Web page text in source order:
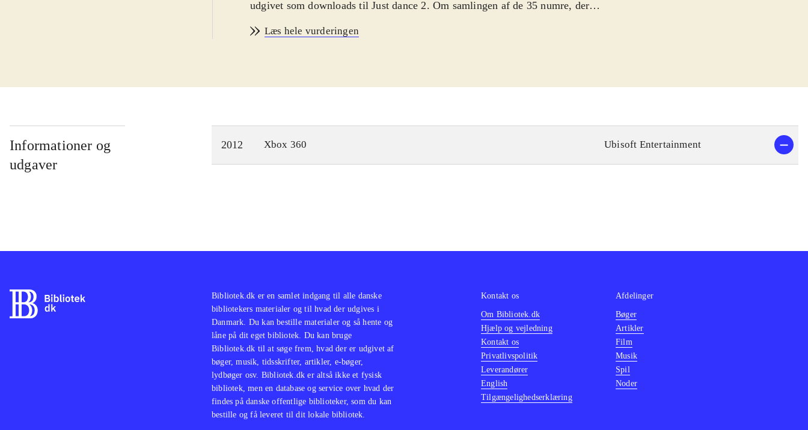
udgivet som downloads til Just dance 2. Om samlingen af de 35 numre, der
playlisterne i de foregående spil, må være op til personlig musiksmag, men der
eller spillerne (der kan være op til 4) skal efterligne de bevægelser som danserne
spillernes bevægelser meget præcist. Grafikken er i den, for Just dance fans, så
kendte neon-agtige stil
Læs hele vurderingen
Informationer og
udgaver
2012 Xbox 360 Ubisoft Entertainment
Bibliotek.dk er en samlet indgang til alle danske
bibliotekers materialer og til hvad der udgives i
Danmark. Du kan bestille materialer og så hente og
låne på dit eget bibliotek. Du kan bruge
Bibliotek.dk til at søge frem, hvad der er udgivet af
bøger, musik, tidsskrifter, artikler, e-bøger,
lydbøger osv. Bibliotek.dk er altså ikke et fysisk
bibliotek, men en database og service over hvad der
findes på danske offentlige biblioteker, som du kan
bestille og få leveret til dit lokale bibliotek.
Kontakt os
Om Bibliotek.dk
Hjælp og vejledning
Kontakt os
Privatlivspolitik
Leverandører
English
Tilgængelighedserklæring
Afdelinger
Bøger
Artikler
Film
Musik
Spil
Noder